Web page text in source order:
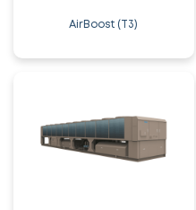
AirBoost (T3)